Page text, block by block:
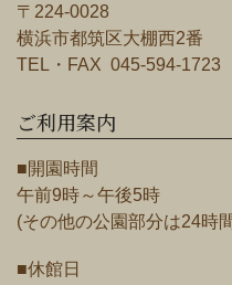
〒224-0028
横浜市都筑区大棚西2番
TEL・FAX 045-594-1723
ご利用案内
■開園時間
午前9時～午後5時
(その他の公園部分は24時
■休館日